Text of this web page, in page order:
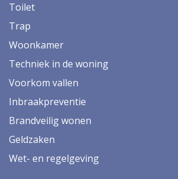
Toilet
Trap
Woonkamer
Techniek in de woning
Voorkom vallen
Inbraakpreventie
Brandveilig wonen
Geldzaken
Wet- en regelgeving